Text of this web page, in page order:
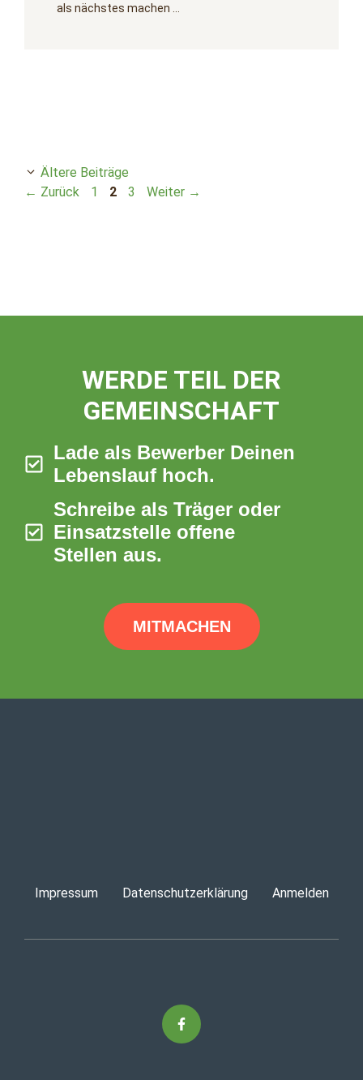
als nächstes machen …
Ältere Beiträge
← Zurück Seite
1 Seite
2 Seite
3 Weiter →
WERDE TEIL DER
GEMEINSCHAFT
Lade als Bewerber Deinen
Lebenslauf hoch.
Schreibe als Träger oder
Einsatzstelle offene
Stellen aus.
MITMACHEN
Impressum Datenschutzerklärung Anmelden